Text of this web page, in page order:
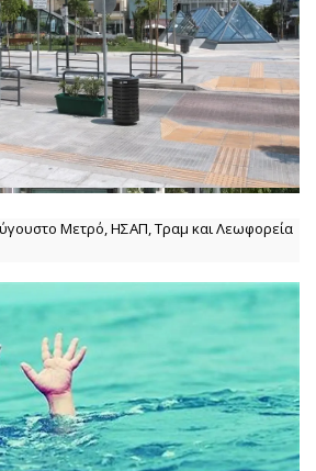
Μετρό, ΗΣΑΠ, Τραμ και Λεωφορεία